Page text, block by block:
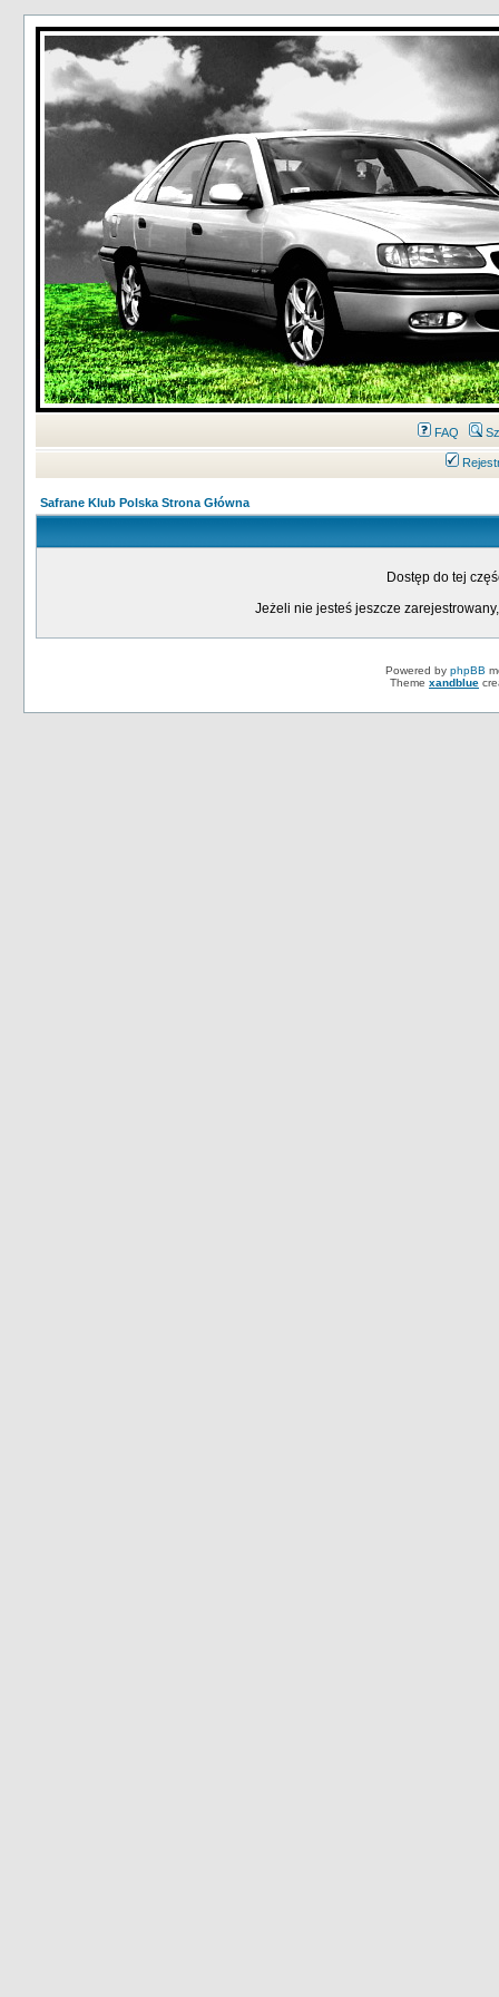
FAQ
Safrane Klub Polska Strona Główna
Dostęp do tej
Jeżeli nie jesteś jeszcze
Powered by phpBB
Theme xandblue